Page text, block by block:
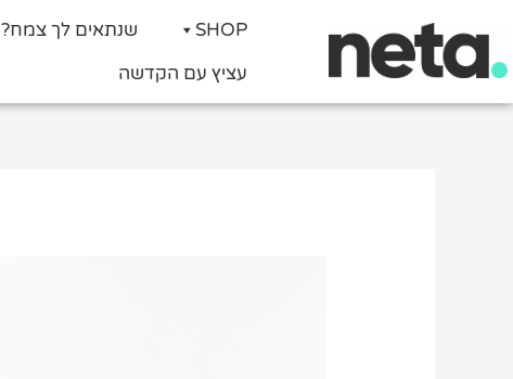
SHOP שנתאים לך צמח?
עציץ עם הקדשה